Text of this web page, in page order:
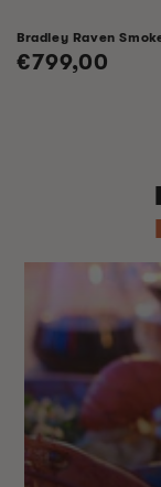
Bradley Raven
Normale
€799,00